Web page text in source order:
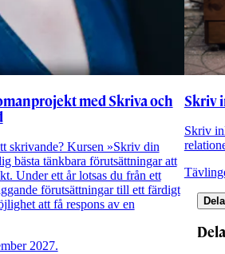
med Skriva och
skrivande? Kursen »Skriv din
bästa tänkbara förutsättningar att
Under ett år lotsas du från ett
förutsättningar till ett färdigt
att få respons av en
2027.
Skriv
Skriv
Dela